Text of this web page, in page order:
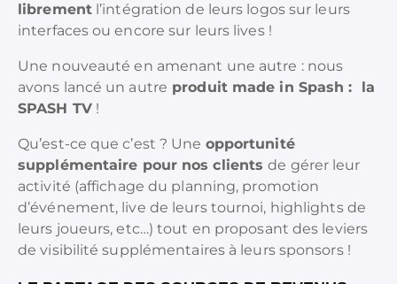
librementl’intégration de leurs logos sur leurs
interfaces ou encore sur leurs lives !
Une nouveauté en amenant une autre : nous
avons lancé un autre produit made in Spash : la
SPASH TV!
Qu’est-ce que c’est ? Une opportunité
supplémentaire pour nos clientsde gérer leur
activité (affichage du planning, promotion
d’événement, live de leurs tournoi, highlights de
leurs joueurs, etc…) tout en proposant des leviers
de visibilité supplémentaires à leurs sponsors !